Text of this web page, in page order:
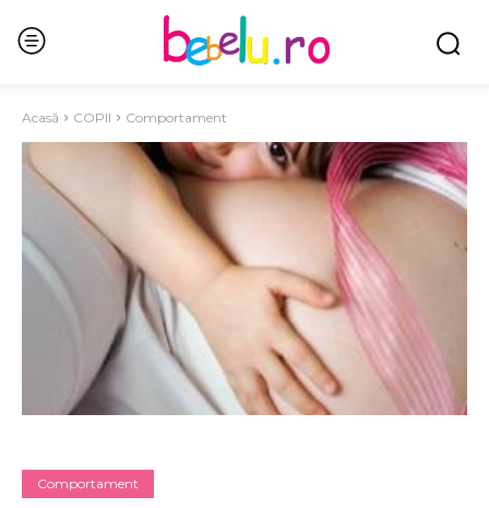
Acasă COPII Comportament
Comportament